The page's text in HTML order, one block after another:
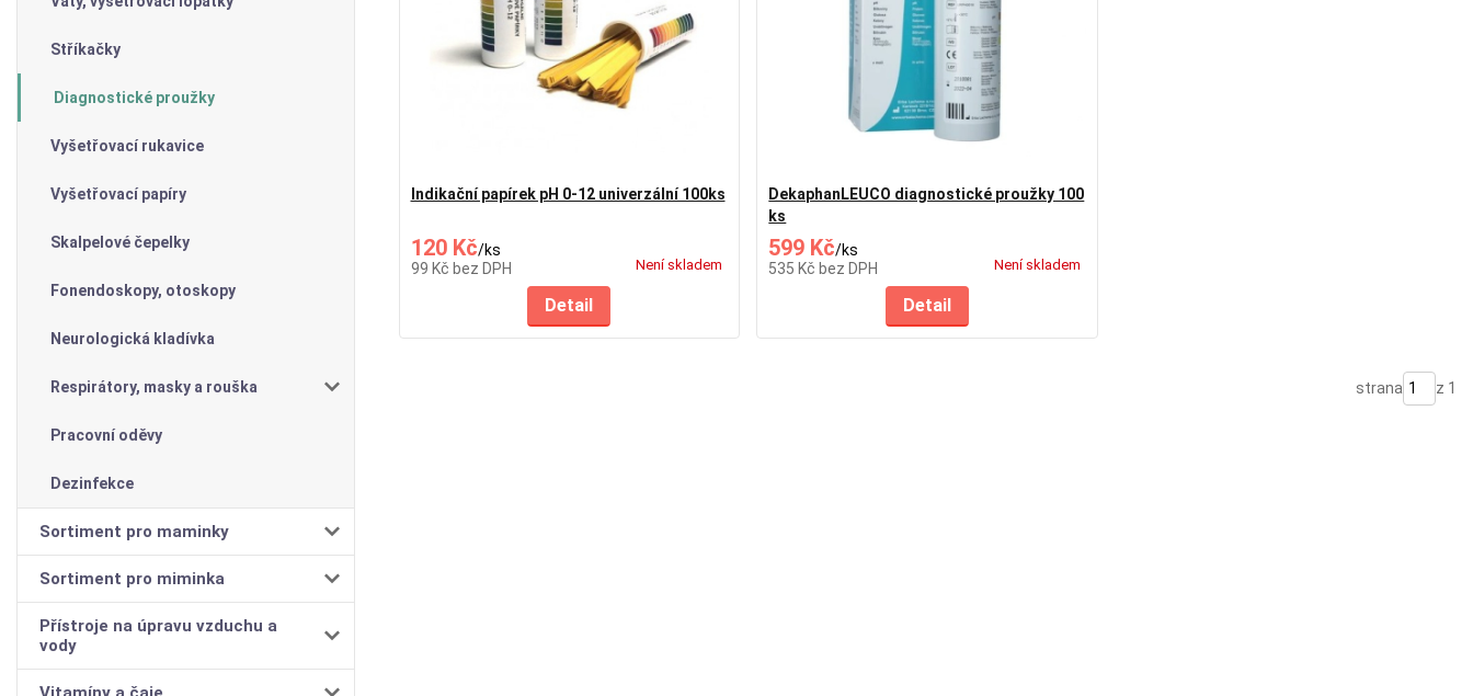
Stříkačky
Diagnostické proužky
Vyšetřovací rukavice
Vyšetřovací papíry
Skalpelové čepelky
Fonendoskopy, otoskopy
Neurologická kladívka
Respirátory, masky a rouška
Pracovní oděvy
Dezinfekce
Sortiment pro maminky
Sortiment pro miminka
Přístroje na úpravu vzduchu a
vody
Indikační papírek pH 0-12 univerzální 100ks
120 Kč/ks
99 Kč bez DPH Není skladem
Detail
DekaphanLEUCO diagnostické proužky 100
ks
599 Kč/ks
535 Kčbez DPH Není skladem
Detail
strana z 1